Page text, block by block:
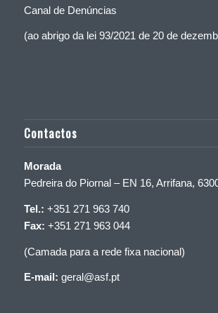
Canal de Denúncias
(ao abrigo da lei 93/2021 de 20 de
Contactos
Morada
Pedreira do Piornal – EN 16, Arrifana,
Tel.: +351 271 963 740
Fax: +351 271 963 044
(Camada para a rede fixa nacional)
E-mail: geral@asf.pt